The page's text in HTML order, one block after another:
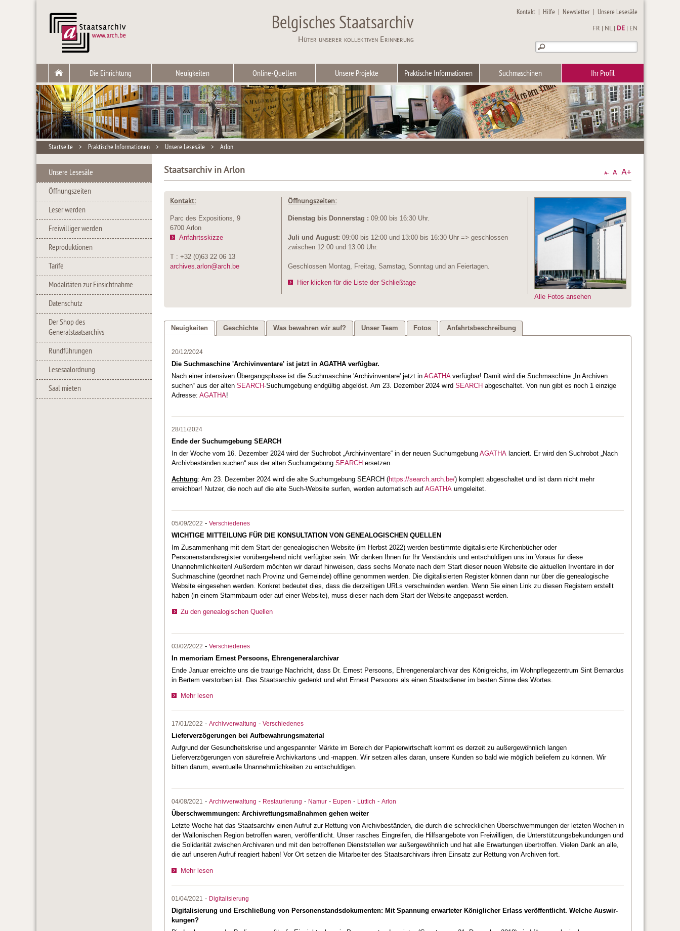
Belgisches Staatsarchiv
Hüter unserer kollektiven Erinnerung
Kontakt | Hilfe | Newsletter | Unsere Lesesäle
FR NL| DE EN
Die Einrichtung Neuigkeiten Online-Quellen Unsere Projekte Praktische Informationen Suchmaschinen Ihr Profil
Startseite > Praktische Informationen > Unsere Lesesäle > Arlon
Unsere Lesesäle
Öffnungszeiten
Leser werden
Freiwilliger werden
Reproduktionen
Tarife
Modalitäten zur Einsichtnahme
Datenschutz
Der Shop des
Generalstaatsarchivs
Rundführungen
Lesesaalordnung
Saal mieten
Staatsarchiv in Arlon
Kontakt:
Parc des Expositions, 9
6700 Arlon
Anfahrtsskizze
T : +32 (0)63 22 06 13
archives.arlon@arch.be
Öffnungszeiten:
Dienstag bis Donnerstag : 09:00 bis 16:30 Uhr.
Juli und August: 09:00 bis 12:00 und 13:00 bis 16:30 Uhr => geschlossen
zwischen 12:00 und 13:00 Uhr.
Geschlossen Montag, Freitag, Samstag, Sonntag und an Feiertagen.
Hier klicken für die Liste der Schließtage
Alle Fotos ansehen
Neuigkeiten Geschichte Was bewahren wir auf? Unser Team Fotos Anfahrtsbeschreibung
20/12/2024
Die Suchmaschine 'Archivinventare' ist jetzt in AGATHA verfügbar.
Nach einer intensiven Übergangsphase ist die Suchmaschine 'Archivinventare' jetzt in AGATHA verfügbar! Damit wird die Suchmaschine „In Archiven
suchen“ aus der alten SEARCH-Suchumgebung endgültig abgelöst. Am 23. Dezember 2024 wird SEARCHabgeschaltet. Von nun gibt es noch 1 einzige
Adresse: AGATHA!
28/11/2024
Ende der Suchumgebung SEARCH
In der Woche vom 16. Dezember 2024 wird der Suchrobot „Archivinventare“ in der neuen Suchumgebung AGATHAlanciert. Er wird den Suchrobot „Nach
Archivbeständen suchen“ aus der alten Suchumgebung SEARCH ersetzen.
Achtung: Am 23. Dezember 2024 wird die alte Suchumgebung SEARCH (https://search.arch.be/) komplett abgeschaltet und ist dann nicht mehr
erreichbar! Nutzer, die noch auf die alte Such-Website surfen, werden automatisch auf AGATHAumgeleitet.
05/09/2022 - Verschiedenes
WICHTIGE MITTEILUNG FÜR DIE KONSULTATION VON GENEALOGISCHEN QUELLEN
Im Zusammenhang mit dem Start der genealogischen Website (im Herbst 2022) werden bestimmte digitalisierte Kirchenbücher oder
Personenstandsregister vorübergehend nicht verfügbar sein. Wir danken Ihnen für Ihr Verständnis und entschuldigen uns im Voraus für diese
Unannehmlichkeiten! Außerdem möchten wir darauf hinweisen, dass sechs Monate nach dem Start dieser neuen Website die aktuellen Inventare in der
Suchmaschine (geordnet nach Provinz und Gemeinde) offline genommen werden. Die digitalisierten Register können dann nur über die genealogische
Website eingesehen werden. Konkret bedeutet dies, dass die derzeitigen URLs verschwinden werden. Wenn Sie einen Link zu diesen Registern erstellt
haben (in einem Stammbaum oder auf einer Website), muss dieser nach dem Start der Website angepasst werden.
Zu den genealogischen Quellen
03/02/2022 - Verschiedenes
In memoriam Ernest Persoons, Ehrengeneralarchivar
Ende Januar erreichte uns die traurige Nachricht, dass Dr. Ernest Persoons, Ehrengeneralarchivar des Königreichs, im Wohnpflegezentrum Sint Bernardus
in Bertem verstorben ist. Das Staatsarchiv gedenkt und ehrt Ernest Persoons als einen Staatsdiener im besten Sinne des Wortes.
Mehr lesen
17/01/2022 - Archivverwaltung - Verschiedenes
Lieferverzögerungen bei Aufbewahrungsmaterial
Aufgrund der Gesundheitskrise und angespannter Märkte im Bereich der Papierwirtschaft kommt es derzeit zu außergewöhnlich langen
Lieferverzögerungen von säurefreie Archivkartons und -mappen. Wir setzen alles daran, unsere Kunden so bald wie möglich beliefern zu können. Wir
bitten darum, eventuelle Unannehmlichkeiten zu entschuldigen.
04/08/2021 - Archivverwaltung - Restaurierung - Namur- Eupen - Lüttich - Arlon
Überschwemmungen: Archivrettungsmaßnahmen gehen weiter
Letzte Woche hat das Staatsarchiv einen Aufruf zur Rettung von Archivbeständen, die durch die schrecklichen Überschwemmungen der letzten Wochen in
der Wallonischen Region betroffen waren, veröffentlicht. Unser rasches Eingreifen, die Hilfsangebote von Freiwilligen, die Unterstützungsbekundungen und
die Solidarität zwischen Archivaren und mit den betroffenen Dienststellen war außergewöhnlich und hat alle Erwartungen übertroffen. Vielen Dank an alle,
die auf unseren Aufruf reagiert haben! Vor Ort setzen die Mitarbeiter des Staatsarchivars ihren Einsatz zur Rettung von Archiven fort.
Mehr lesen
01/04/2021 - Digitalisierung
Digitalisierung und Erschließung von Personenstandsdokumenten: Mit Spannung erwarteter Königlicher Erlass veröffentlicht. Welche Auswir-
kungen?